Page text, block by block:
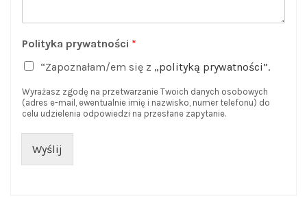
Polityka prywatności *
“Zapoznałam/em się z „polityką prywatności”.
Wyrażasz zgodę na przetwarzanie Twoich danych osobowych
(adres e-mail, ewentualnie imię i nazwisko, numer telefonu) do
celu udzielenia odpowiedzi na przesłane zapytanie.
Wyślij